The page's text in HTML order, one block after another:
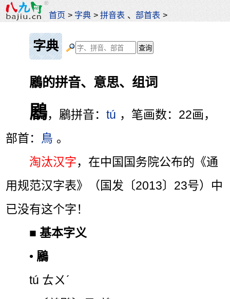
首页 > 字典 >拼音表 、部首表 >
字典
鷵的拼音、意思、组词
鷵，鷵拼音：tú ，笔画数：22画，
部首： 鳥 。
淘汰汉字，在中国国务院公布的《通
用规范汉字表》（国发〔2013〕23号）中
已没有这个字！
■基本字义
• 鷵
tú ㄊㄨˊ